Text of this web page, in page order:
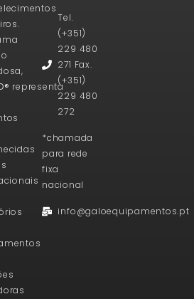
representa
Tel.
(+351)
229 480
271 Fax.
(+351)
229 480
272
*chamada
para rede
fixa
nacional
info@galoequipamentos.pt